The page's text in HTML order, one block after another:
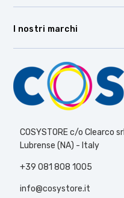
I nostri marchi
COSYSTORE c/o Clearco
Lubrense (NA) - Italy
+39 081 808 1005
info@cosystore.it